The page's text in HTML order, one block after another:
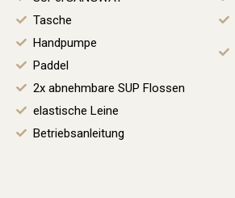
Tasche
Handpumpe
Paddel
2x abnehmbare SUP Flossen
elastische Leine
Betriebsanleitung